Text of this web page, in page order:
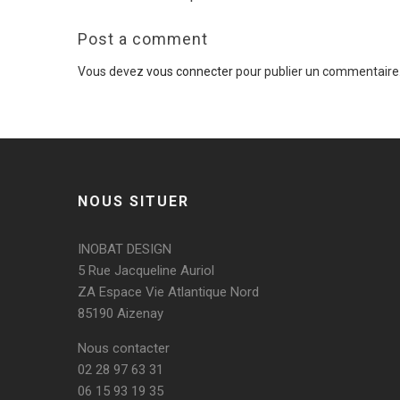
Post a comment
Vous devezvous connecterpour publier un
NOUS SITUER
INOBAT DESIGN
5 Rue Jacqueline Auriol
ZA Espace Vie Atlantique Nord
85190 Aizenay
Nous contacter
02 28 97 63 31
06 15 93 19 35